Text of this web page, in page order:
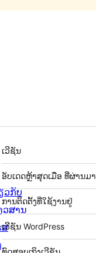
ຂໍ້ມູນ
ກຳກັບ
(Meta)
ເວີຊັນ
ອັບເດດຫຼ້າສຸດເມື່ອ ທີ່ຜ່ານມາ
ການຕິດຕັ້ງທີ່ໃຊ້ງານຢູ່
ເວີຊັນ WordPress
ວກັບ
ວສານ
ສ